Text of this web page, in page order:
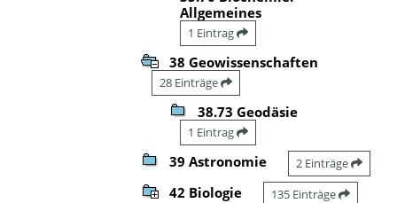
Allgemeines
1 Eintrag
38 Geowissenschaften
28 Einträge
38.73 Geodäsie
1 Eintrag
39 Astronomie 2 Einträge
42 Biologie 135 Einträge